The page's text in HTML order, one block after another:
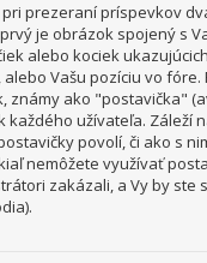
prezeraní príspevkov
je obrázok spojený s
alebo kociek
Vašu pozíciu vo fóre.
známy ako "postavička"
užívateľa. Záleží
povolí, či ako s
nemôžete využívať
zakázali, a Vy by ste